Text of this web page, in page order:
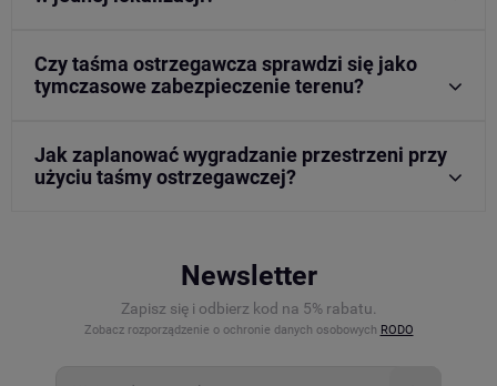
Czy taśma ostrzegawcza sprawdzi się jako
tymczasowe zabezpieczenie terenu?
Jak zaplanować wygradzanie przestrzeni przy
użyciu taśmy ostrzegawczej?
Newsletter
Zapisz się i odbierz kod na 5% rabatu.
Zobacz rozporządzenie o ochronie danych osobowych RODO